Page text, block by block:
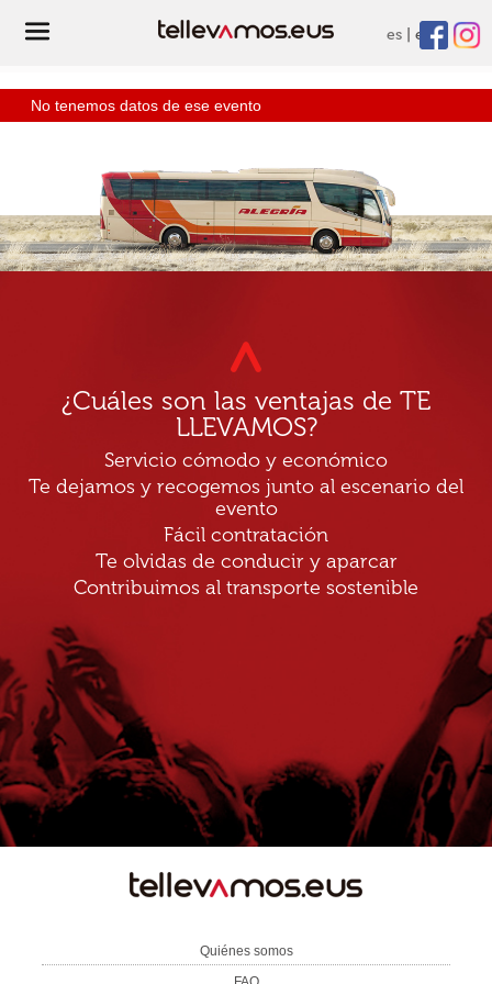
es eu
No tenemos datos de ese evento
¿Cuáles son las ventajas de TE
LLEVAMOS?
Servicio cómodo y económico
Te dejamos y recogemos junto al escenario del
evento
Fácil contratación
Te olvidas de conducir y aparcar
Contribuimos al transporte sostenible
Quiénes somos